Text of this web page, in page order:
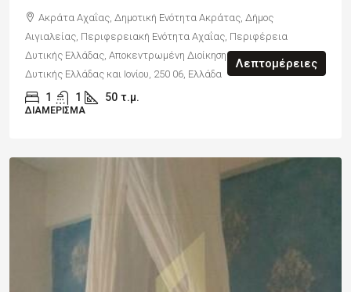
Ακράτα Αχαΐας, Δημοτική Ενότητα Ακράτας, Δήμος
Αιγιαλείας, Περιφερειακή Ενότητα Αχαΐας, Περιφέρεια
Δυτικής Ελλάδας, Αποκεντρωμένη Διοίκηση Πελοποννήσου,
Δυτικής Ελλάδας και Ιονίου, 250 06, Ελλάδα
1 1 50 τ.μ.
ΔΙΑΜΈΡΙΣΜΑ
Λεπτομέρειες